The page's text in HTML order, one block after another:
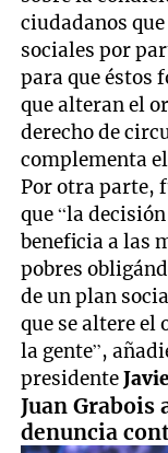
ciudadanos
sociales por
para que éstos
que alteran el
derecho de
complementa
Por otra parte,
que “la
beneficia a las
pobres
de un plan
que se altere el
la gente”,
presidente
Juan
denuncia